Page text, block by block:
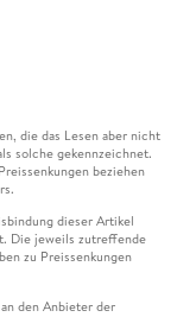
die das Lesen aber nicht
solche gekennzeichnet.
beziehen
dieser Artikel
Die jeweils zutreffende
zu Preissenkungen
den Anbieter der